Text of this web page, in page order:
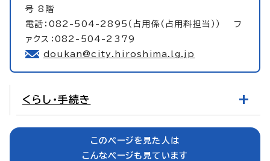
号 8階
電話：082-504-2895（占用係（占用料担当）） フ
ァクス：082-504-2379
doukan@city.hiroshima.lg.jp
くらし・手続き
このページを見た人は
こんなページも見ています